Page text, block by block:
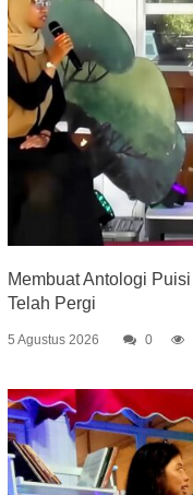
Membuat Antologi
Telah Pergi
5 Agustus 2026 0